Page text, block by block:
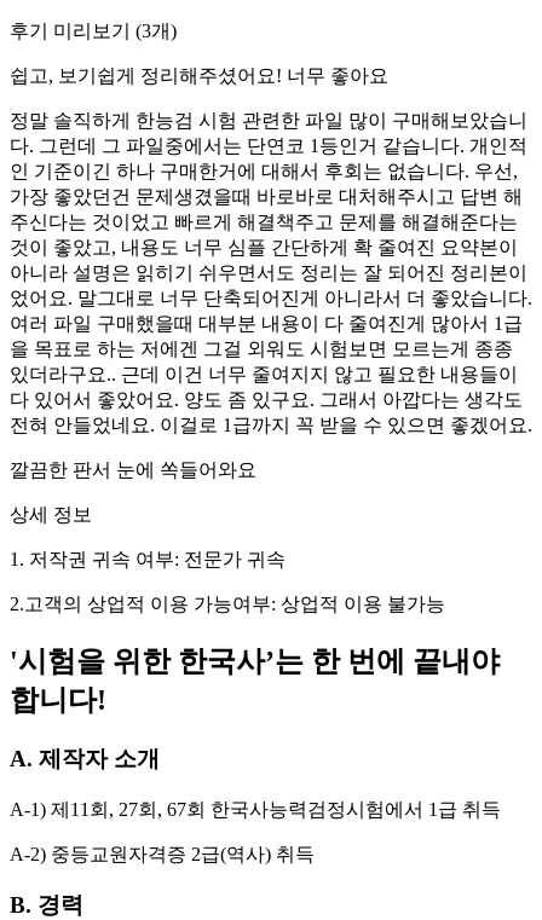
후기 미리보기 (3개)
쉽고, 보기쉽게 정리해주셨어요! 너무 좋아요
정말 솔직하게 한능검 시험 관련한 파일 많이 구매해보았습니
다. 그런데 그 파일중에서는 단연코 1등인거 같습니다. 개인적
인 기준이긴 하나 구매한거에 대해서 후회는 없습니다. 우선,
가장 좋았던건 문제생겼을때 바로바로 대처해주시고 답변 해
주신다는 것이었고 빠르게 해결책주고 문제를 해결해준다는
것이 좋았고, 내용도 너무 심플 간단하게 확 줄여진 요약본이
아니라 설명은 읽히기 쉬우면서도 정리는 잘 되어진 정리본이
었어요. 말그대로 너무 단축되어진게 아니라서 더 좋았습니다.
여러 파일 구매했을때 대부분 내용이 다 줄여진게 많아서 1급
을 목표로 하는 저에겐 그걸 외워도 시험보면 모르는게 종종
있더라구요.. 근데 이건 너무 줄여지지 않고 필요한 내용들이
다 있어서 좋았어요. 양도 좀 있구요. 그래서 아깝다는 생각도
전혀 안들었네요. 이걸로 1급까지 꼭 받을 수 있으면 좋겠어요.
깔끔한 판서 눈에 쏙들어와요
상세 정보
1. 저작권 귀속 여부: 전문가 귀속
2.고객의 상업적 이용 가능여부: 상업적 이용 불가능
'시험을 위한 한국사’는 한 번에 끝내야
합니다!
A. 제작자 소개
A-1) 제11회, 27회, 67회 한국사능력검정시험에서 1급 취득
A-2) 중등교원자격증 2급(역사) 취득
B. 경력